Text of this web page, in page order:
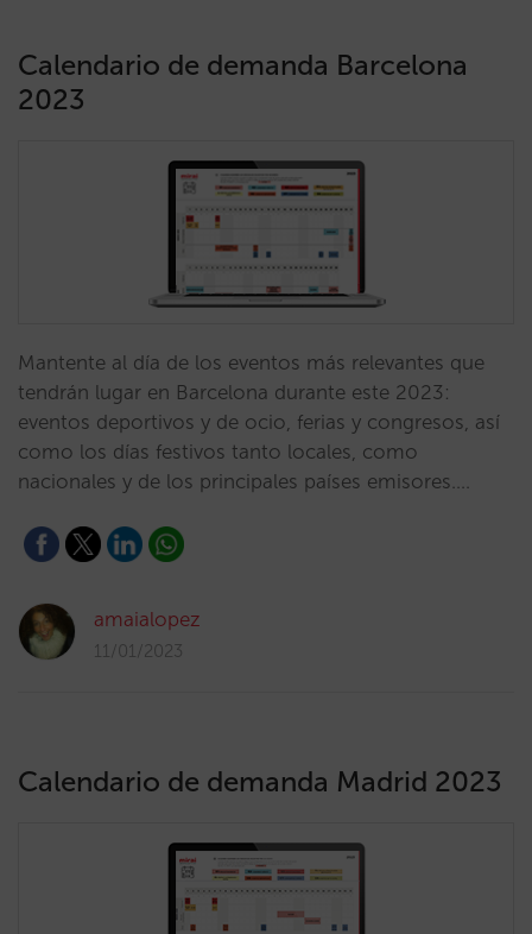
Calendario de demanda Barcelona
2023
Mantente al día de los eventos más relevantes que
tendrán lugar en Barcelona durante este 2023:
eventos deportivos y de ocio, ferias y congresos, así
como los días festivos tanto locales, como
nacionales y de los principales países emisores.…
amaialopez
11/01/2023
Calendario de demanda Madrid 2023